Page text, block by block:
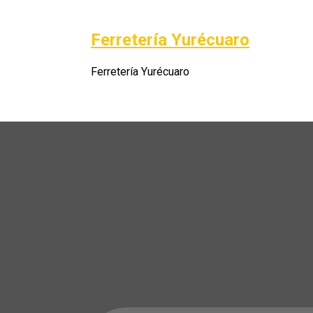
Ferretería Yurécuaro
Ferretería Yurécuaro